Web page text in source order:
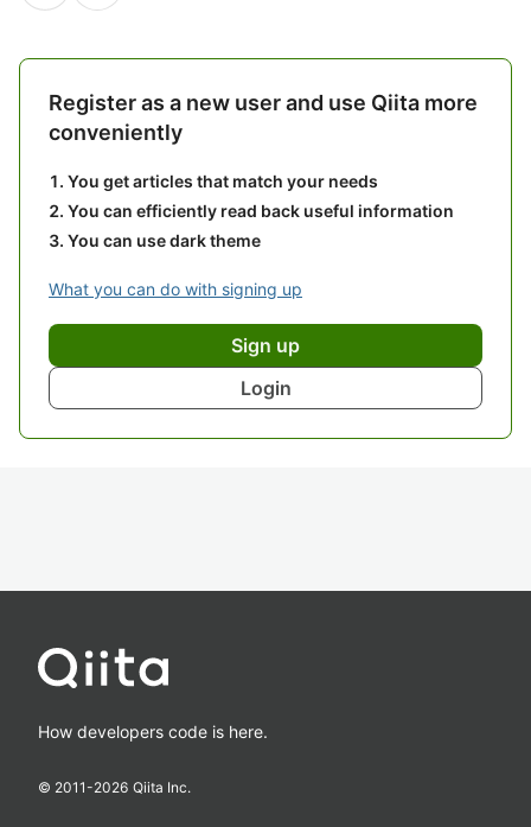
Register as a new user and use Qiita more
conveniently
You get articles that match your needs
You can efficiently read back useful information
You can use dark theme
What you can do with signing up
Sign up
Login
How developers code is here.
© 2011-2026 Qiita Inc.